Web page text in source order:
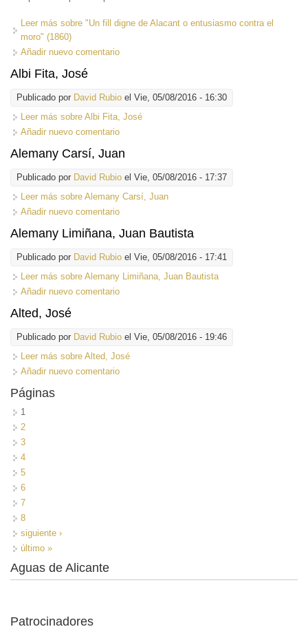
Leer más sobre "Un fill digne de Alacant o entusiasmo contra el
moro" (1860)
Añadir nuevo comentario
Albi Fita, José
Publicado por David Rubio el Vie, 05/08/2016 - 16:30
Leer más sobre Albi Fita, José
Añadir nuevo comentario
Alemany Carsí, Juan
Publicado por David Rubio el Vie, 05/08/2016 - 17:37
Leer más sobre Alemany Carsí, Juan
Añadir nuevo comentario
Alemany Limiñana, Juan Bautista
Publicado por David Rubio el Vie, 05/08/2016 - 17:41
Leer más sobre Alemany Limiñana, Juan Bautista
Añadir nuevo comentario
Alted, José
Publicado por David Rubio el Vie, 05/08/2016 - 19:46
Leer más sobre Alted, José
Añadir nuevo comentario
Páginas
1
2
3
4
5
6
7
8
siguiente ›
último »
Aguas de Alicante
Patrocinadores